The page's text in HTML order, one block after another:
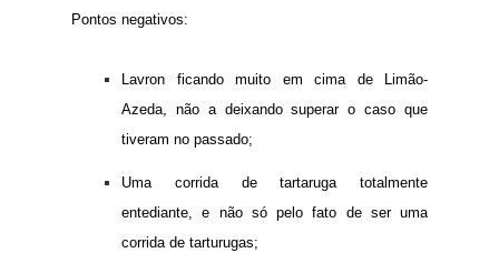
Pontos negativos:
Lavron ficando muito em cima de Limão-
Azeda, não a deixando superar o caso que
tiveram no passado;
Uma corrida de tartaruga totalmente
entediante, e não só pelo fato de ser uma
corrida de tarturugas;